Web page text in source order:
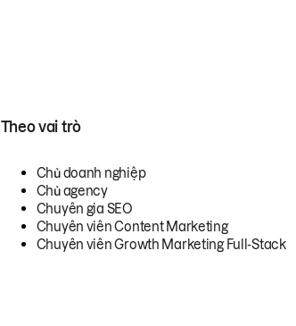
Theo vai trò
Chủ doanh nghiệp
Chủ agency
Chuyên gia SEO
Chuyên viên Content Marketing
Chuyên viên Growth Marketing Full-Stack